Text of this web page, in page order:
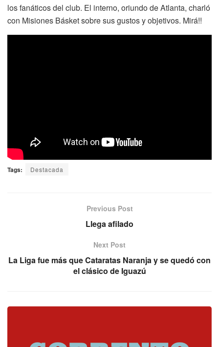
los fanáticos del club. El interno, oriundo de Atlanta, charló
con Misiones Básket sobre sus gustos y objetivos. Mirá!!
Tags: Destacada
Previous Post
Llega afilado
Next Post
La Liga fue más que Cataratas Naranja y se quedó con
el clásico de Iguazú